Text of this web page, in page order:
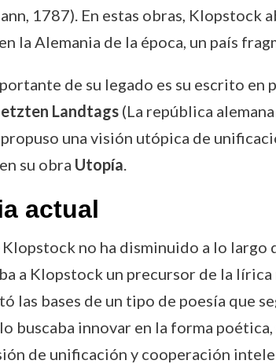
1787). En estas obras,
la Alemania de la época, un país
de su legado es su escrito en
Landtags(La república
una visión utópica de
en su obra Utopía.
actual
Klopstock no ha disminuido a lo
a Klopstock un precursor de la
las bases de un tipo de poesía que
buscaba innovar en la forma
de unificación y cooperación